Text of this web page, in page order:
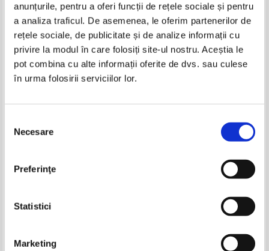
anunțurile, pentru a oferi funcții de rețele sociale și pentru
a analiza traficul. De asemenea, le oferim partenerilor de
rețele sociale, de publicitate și de analize informații cu
privire la modul în care folosiți site-ul nostru. Aceștia le
pot combina cu alte informații oferite de dvs. sau culese
în urma folosirii serviciilor lor.
consimțământului
Necesare
Preferinţe
Statistici
Marketing
Jean Rostand - La vie des
libellules (1935)
Edmond Jaloux - Le vent souffle
sur la flamme (1942)
Paul Feldkeller - Hamburg
kaufmannsbucher. Der brief des